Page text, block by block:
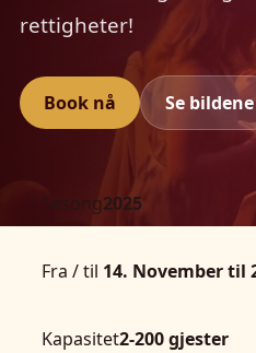
rettigheter!
Book nå Se bildene
Sesong2025
Fra / til 14. November til
Kapasitet2-200 gjester